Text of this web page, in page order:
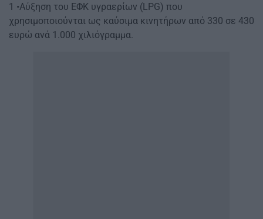
1 •Αύξηση του ΕΦΚ υγραερίων (LPG) που
χρησιμοποιούνται ως καύσιμα κινητήρων από 330 σε 430
ευρώ ανά 1.000 χιλιόγραμμα.